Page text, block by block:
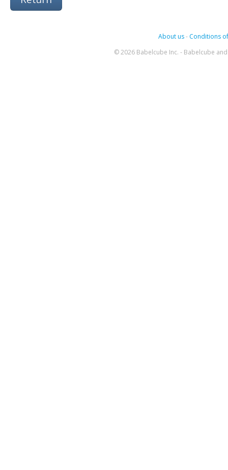
About us- Conditions
© 2026 Babelcube Inc. - Babelcube